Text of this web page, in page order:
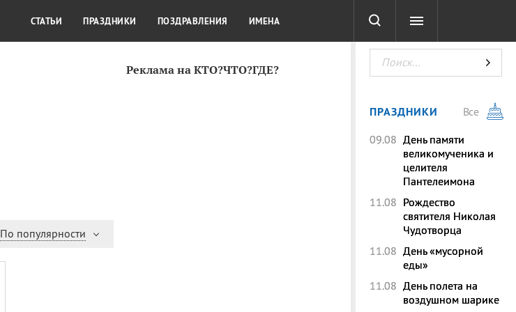
По популярности
Реклама на КТО?ЧТО?ГДЕ?
КУЛЬТУРА КРАСОТА ТЕСТЫ
СТАТЬИ ПРАЗДНИКИ ПОЗДРАВЛЕНИЯ ИМЕНА
ПРАЗДНИКИ
Все
09.08 День памяти
великомученика и
целителя
Пантелеимона
11.08 Рождество
святителя Николая
Чудотворца
11.08 День «мусорной
еды»
11.08 День полета на
воздушном шарике